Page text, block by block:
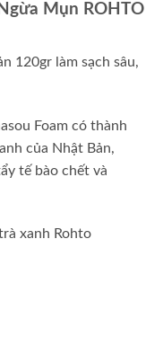
Mụn ROHTO
120gr làm sạch sâu,
Foam có thành
của Nhật Bản,
tế bào chết và
xanh Rohto